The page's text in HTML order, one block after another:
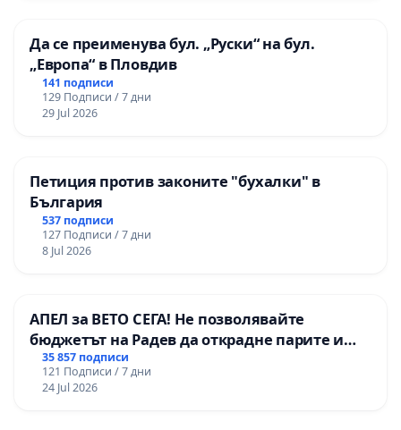
Да се преименува бул. „Руски“ на бул.
„Европа“ в Пловдив
141 подписи
129 Подписи / 7 дни
29 Jul 2026
Петиция против законите "бухалки" в
България
537 подписи
127 Подписи / 7 дни
8 Jul 2026
АПЕЛ за ВЕТО СЕГА! Не позволявайте
бюджетът на Радев да открадне парите и
правата ни в тъмното
35 857 подписи
121 Подписи / 7 дни
24 Jul 2026